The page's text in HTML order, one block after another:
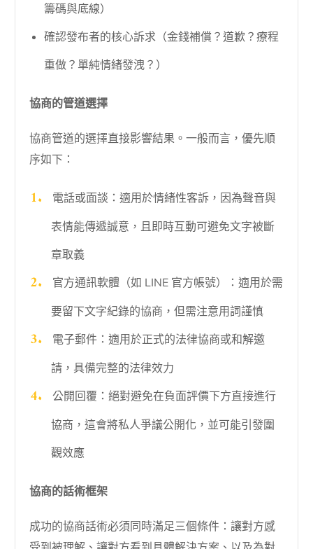
籌碼與底線）
確認發布者的核心訴求（金錢補償？道歉？療程
重做？單純情緒發洩？）
協商的管道選擇
協商管道的選擇直接影響結果。一般而言，優先順
序如下：
電話或面談：適用於情緒性客訴，因為聲音與
表情能傳遞誠意，且即時互動可避免文字被斷
章取義
官方通訊軟體（如 LINE 官方帳號）：適用於需
要留下文字紀錄的協商，但需注意用詞謹慎
電子郵件：適用於正式的法律協商或和解邀
請，具備完整的法律效力
公開回覆：絕對避免在負面評價下方直接進行
協商，這會將私人爭議公開化，並可能引發圍
觀效應
協商的話術框架
成功的協商話術必須同時滿足三個條件：讓對方感